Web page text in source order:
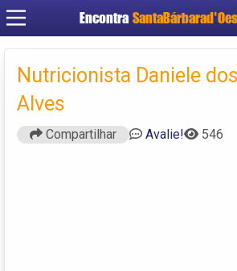
Encontra
Cadastrar
Criar conta
Nutricionista Daniele
Alves
Compartilhar Avalie! 546